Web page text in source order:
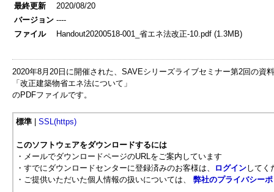
最終更新
2020/08/20
バージョン ----
ファイル
Handout20200518-001_省エネ法改正-10.pdf (1.3MB)
2020年8月20日に開催された、SAVEシリーズライブセミナー第2回の資料
「改正建築物省エネ法について」
のPDFファイルです。
標準 SSL(https)
このソフトウェアをダウンロードするには
・メールでダウンロードページのURLをご案内しています
・すでにダウンロードセンターに登録済みのお客様は、
ログインしてく
・ご提供いただいた個人情報の扱いについては、 弊社のプライバシー